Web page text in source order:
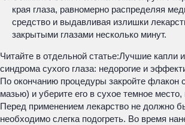
края глаза, равномерно распределяя
средство и выдавливая излишки
закрытыми глазами несколько минут.
Читайте в отдельной статье:Лучшие капли
синдрома сухого глаза: недорогие и
По окончанию процедуры закройте флакон
мазью) и уберите его в сухое темное
Перед применением лекарство не должно
необходимо слегка подогреть. Во время